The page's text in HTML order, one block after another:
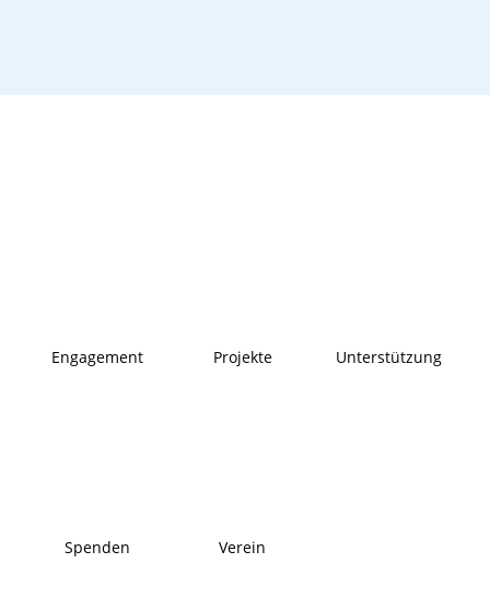
Engagement Projekte Unterstützung
Spenden Verein